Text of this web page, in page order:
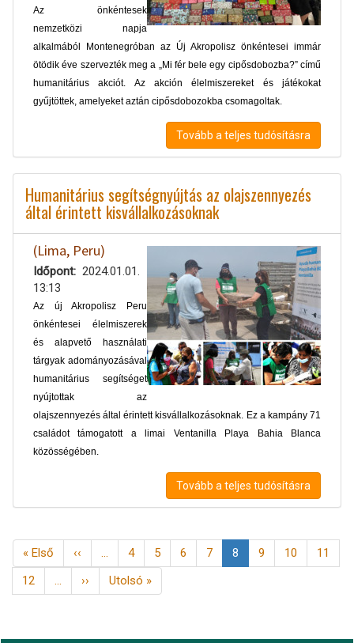
Az önkéntesek
nemzetközi napja
alkalmából Montenegróban az Új Akropolisz önkéntesei immár
ötödik éve szervezték meg a „Mi fér bele egy cipősdobozba?” című
humanitárius akciót. Az akción élelmiszereket és játékokat
gyűjtöttek, amelyeket aztán cipősdobozokba csomagoltak.
Tovább a teljes tudósításra
Humanitárius segítségnyújtás az olajszennyezés
által érintett kisvállalkozásoknak
(Lima, Peru)
Időpont
2024.01.01.
13:13
Az új Akropolisz Peru
önkéntesei élelmiszerek
és alapvető használati
tárgyak adományozásával
humanitárius segítséget
nyújtottak az
olajszennyezés által érintett kisvállalkozásoknak. Ez a kampány 71
családot támogatott a limai Ventanilla Playa Bahia Blanca
közösségében.
Tovább a teljes tudósításra
Oldalszámozás
Első
oldal
« Első
Előző
oldal
‹‹ … Page
4 Page
5 Page
6 Page
7
Jelenlegi
oldal
8 Page
9 Page
10 Page
11
Page
12 …
Következő
oldal
››
Utolsó
oldal
Utolsó »